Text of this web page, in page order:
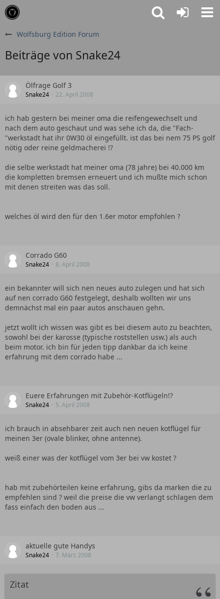
Wolfsburg Edition Forum
Beiträge von Snake24
Ölfrage Golf 3
Snake24 22. April 2008
ich hab gestern bei meiner oma die reifengewechselt und
nach dem auto geschaut und was sehe ich da, die "Fach-
"werkstadt hat ihr 0W30 öl eingefüllt. ist das bei nem 75 PS golf
nötig oder reine geldmacherei !?
die selbe werkstadt hat meiner oma (78 jahre) bei 40.000 km
die kompletten bremsen erneuert und ich mußte mich schon
mit denen streiten was das soll.
welches öl wird den für den 1.6er motor empfohlen ?
Corrado G60
Snake24 8. April 2008
ein bekannter will sich nen neues auto zulegen und hat sich
auf nen corrado G60 festgelegt, deshalb wollten wir uns
demnächst mal ein paar autos anschauen gehn.
jetzt wollt ich wissen was gibt es bei diesem auto zu beachten,
sowohl bei der karosse (typische roststellen usw.) als auch
beim motor. ich bin für jeden tipp dankbar da ich keine
erfahrung mit dem corrado habe ...
Euere Erfahrungen mit Zubehör-Kotflügeln!?
Snake24 5. April 2008
ich brauch in absehbarer zeit auch nen neuen kotflügel für
meinen 3er (ovale blinker, ohne antenne).
weiß einer was der kotflügel vom 3er bei vw kostet ?
hab mit zubehörteilen keine erfahrung, gibs da marken die zu
empfehlen sind ? weil die preise die vw verlangt schlagen dem
fass einfach den boden aus ...
aktuelle gute Handys
Snake24 7. März 2008
Zitat